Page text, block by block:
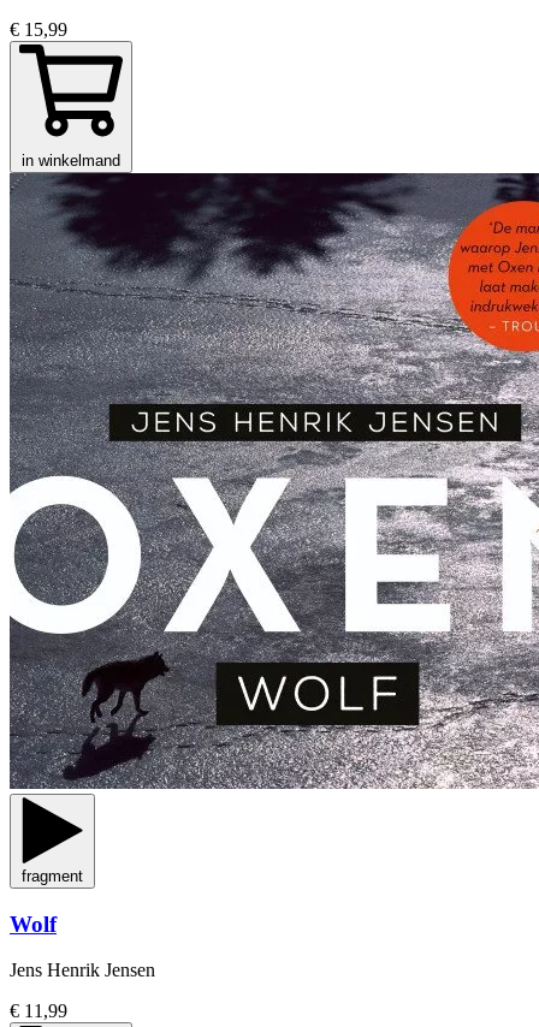
€ 15,99
in winkelmand
fragment
Wolf
Jens Henrik Jensen
€ 11,99